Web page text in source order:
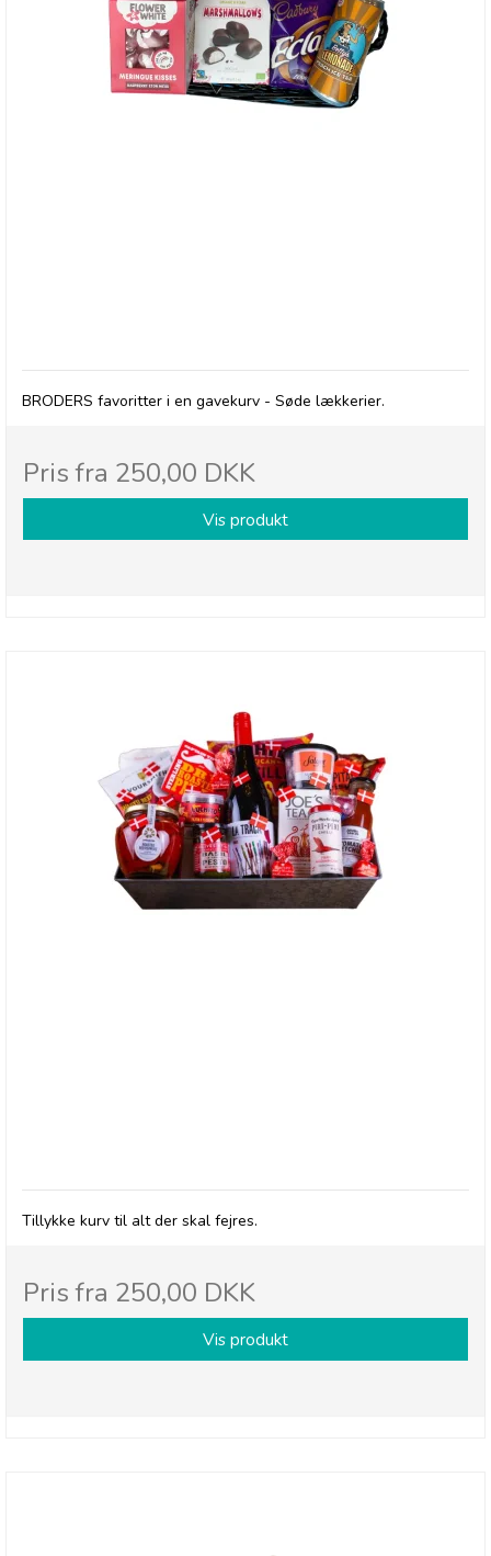
BRODERS favoritter i en gavekurv - Søde lækkerier.
Pris fra 250,00 DKK
Vis produkt
Tillykke kurv til alt der skal fejres.
Pris fra 250,00 DKK
Vis produkt